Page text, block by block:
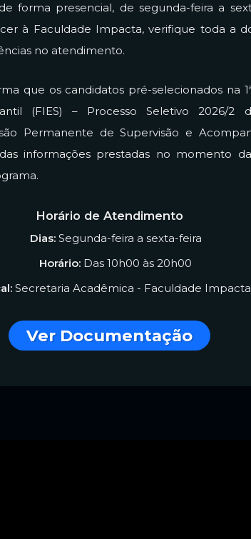
forma presencial, de segunda-feira a
à Faculdade Impacta, verifique toda a
no atendimento.
que os candidatos pré-selecionados na
(FIES) – Processo Seletivo 2026/2
Permanente de Supervisão e
informações prestadas no momento
Horário de Atendimento
Dias:Segunda-feira a sexta-feira
Horário: Das 10h00 às 20h00
Secretaria Acadêmica - Faculdade Impacta
Ver Documentação